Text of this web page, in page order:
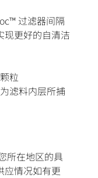
过滤器间隔
现更好的自清洁
粒
滤料内层所捕
所在地区的具
应情况如有更